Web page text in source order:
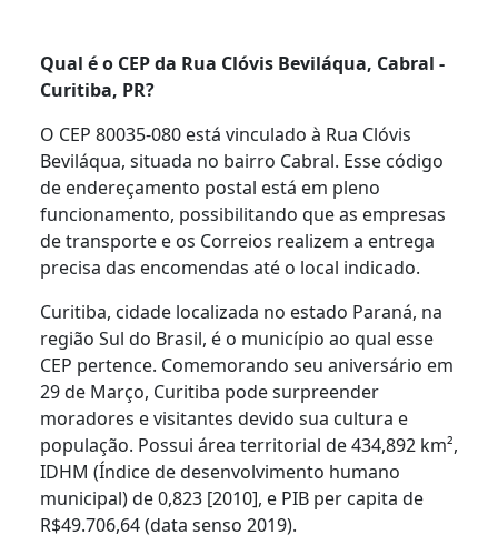
Qual é o CEP da Rua Clóvis Beviláqua, Cabral -
Curitiba, PR?
O CEP 80035-080 está vinculado à Rua Clóvis
Beviláqua, situada no bairro Cabral. Esse código
de endereçamento postal está em pleno
funcionamento, possibilitando que as empresas
de transporte e os Correios realizem a entrega
precisa das encomendas até o local indicado.
Curitiba, cidade localizada no estado Paraná, na
região Sul do Brasil, é o município ao qual esse
CEP pertence. Comemorando seu aniversário em
29 de Março, Curitiba pode surpreender
moradores e visitantes devido sua cultura e
população. Possui área territorial de 434,892 km²,
IDHM (Índice de desenvolvimento humano
municipal) de 0,823 [2010], e PIB per capita de
R$49.706,64 (data senso 2019).